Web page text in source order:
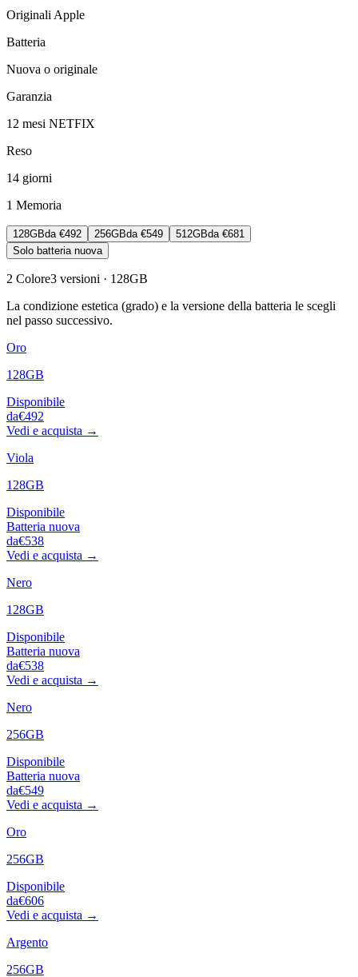
Originali Apple
Batteria
Nuova o originale
Garanzia
12 mesi NETFIX
Reso
14 giorni
1 Memoria
128GBda €492 256GBda €549 512GBda €681
Solo batteria nuova
2 Colore3 versioni · 128GB
La condizione estetica (grado) e la versione della batteria le scegli
nel passo successivo.
Oro
128GB
Disponibile
da€492
Vedi e acquista →
Viola
128GB
Disponibile
Batteria nuova
da€538
Vedi e acquista →
Nero
128GB
Disponibile
Batteria nuova
da€538
Vedi e acquista →
Nero
256GB
Disponibile
Batteria nuova
da€549
Vedi e acquista →
Oro
256GB
Disponibile
da€606
Vedi e acquista →
Argento
256GB